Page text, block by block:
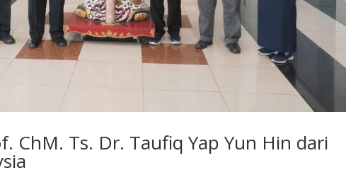
ChM. Ts. Dr. Taufiq Yap Yun Hin dari